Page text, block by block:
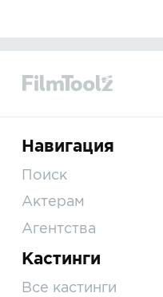
Навигация
Поиск
Актерам
Агентства
Кастинги
Все кастинги